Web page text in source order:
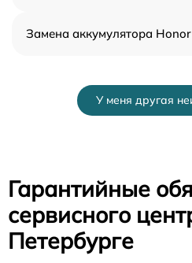
Замена аккумулятора
У меня другая
Гарантийные
сервисного
Петербурге